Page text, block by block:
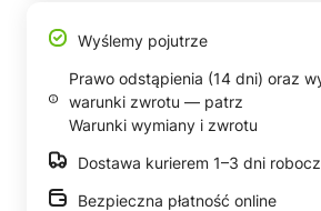
Wyślemy pojutrze
Prawo odstąpienia (14 dni) oraz
warunki zwrotu — patrz
Warunki wymiany i zwrotu
Dostawa kurierem 1–3 dni
Bezpieczna płatność online